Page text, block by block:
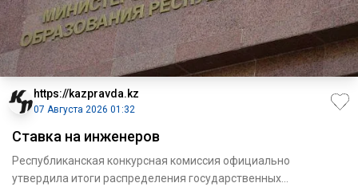
https://kazpravda.kz
07 Августа 2026 01:32
Ставка на инженеров
Республиканская конкурсная комиссия официально
утвердила итоги распределения государственных